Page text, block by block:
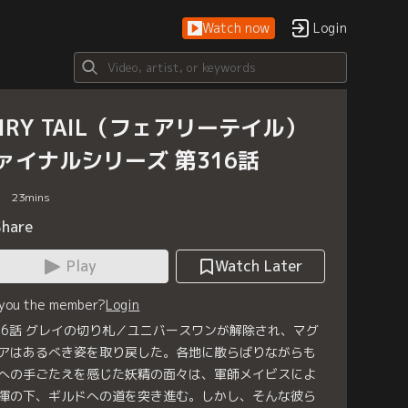
Watch now Login
TAIL（フェアリーテイル）
イナルシリーズ 第316話
23mins
Play
Watch Later
the member?Login
話 グレイの切り札／ユニバースワンが解除され、マグ
はあるべき姿を取り戻した。各地に散らばりながらも
の手ごたえを感じた妖精の面々は、軍師メイビスによ
の下、ギルドへの道を突き進む。しかし、そんな彼ら